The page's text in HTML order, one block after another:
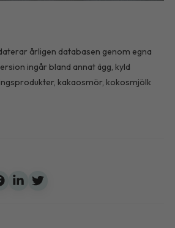
årligen databasen genom egna
ingår bland annat ägg, kyld
kakaosmör, kokosmjölk